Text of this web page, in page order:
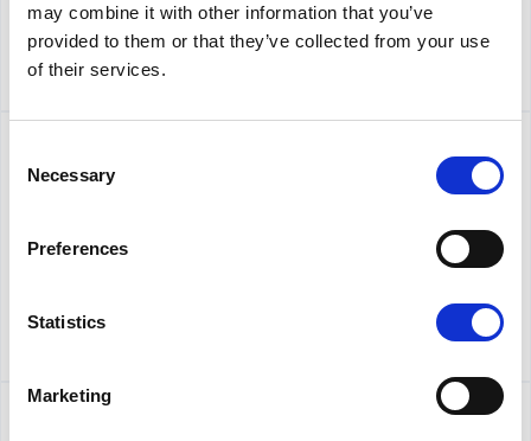
may combine it with other information that you’ve
provided to them or that they’ve collected from your use
of their services.
Selection
Necessary
Preferences
Statistics
Marketing
Yamarin-koeajoille